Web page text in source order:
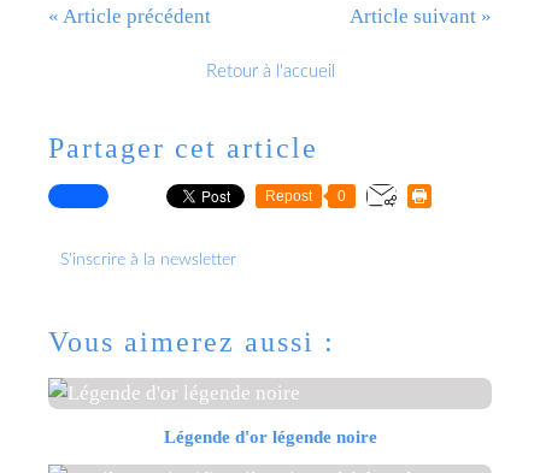
« Article précédent Article suivant »
Retour à l'accueil
Partager cet article
Repost 0
S'inscrire à la newsletter
Vous aimerez aussi :
Légende d'or légende noire